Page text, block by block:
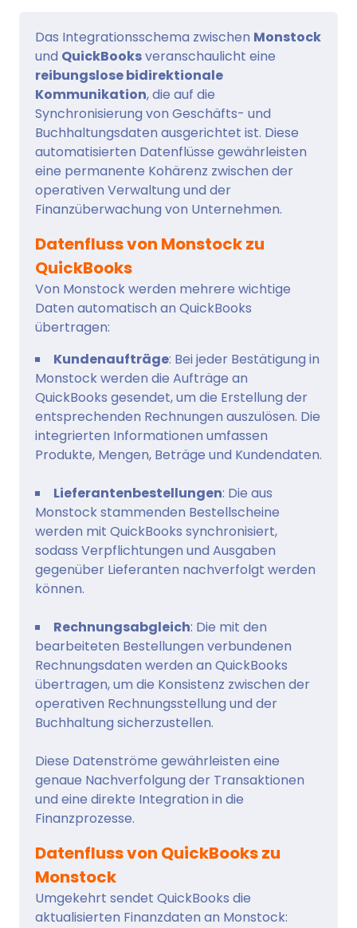
Das Integrationsschema zwischen Monstock
und QuickBooksveranschaulicht eine
reibungslose bidirektionale
Kommunikation, die auf die
Synchronisierung von Geschäfts- und
Buchhaltungsdaten ausgerichtet ist. Diese
automatisierten Datenflüsse gewährleisten
eine permanente Kohärenz zwischen der
operativen Verwaltung und der
Finanzüberwachung von Unternehmen.
Datenfluss von Monstock zu
QuickBooks
Von Monstock werden mehrere wichtige
Daten automatisch an QuickBooks
übertragen:
Kundenaufträge: Bei jeder Bestätigung in
Monstock werden die Aufträge an
QuickBooks gesendet, um die Erstellung der
entsprechenden Rechnungen auszulösen. Die
integrierten Informationen umfassen
Produkte, Mengen, Beträge und Kundendaten.
Lieferantenbestellungen: Die aus
Monstock stammenden Bestellscheine
werden mit QuickBooks synchronisiert,
sodass Verpflichtungen und Ausgaben
gegenüber Lieferanten nachverfolgt werden
können.
Rechnungsabgleich: Die mit den
bearbeiteten Bestellungen verbundenen
Rechnungsdaten werden an QuickBooks
übertragen, um die Konsistenz zwischen der
operativen Rechnungsstellung und der
Buchhaltung sicherzustellen.
Diese Datenströme gewährleisten eine
genaue Nachverfolgung der Transaktionen
und eine direkte Integration in die
Finanzprozesse.
Datenfluss von QuickBooks zu
Monstock
Umgekehrt sendet QuickBooks die
aktualisierten Finanzdaten an Monstock: